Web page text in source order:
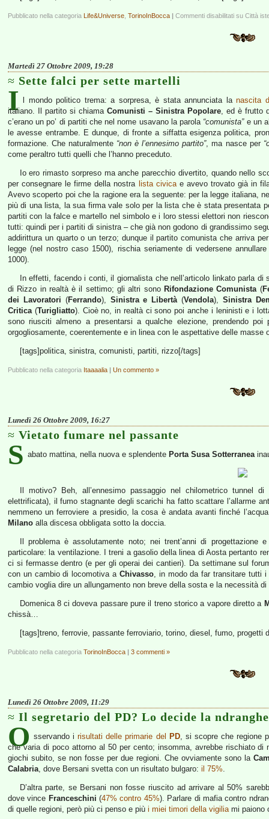
Pubblicato nella categoria Life&Universe TorinoInBocca | Commenti disabilitati su Città
Martedì 27 Ottobre 2009, 19:28
Sette falci per sette martelli
I l mondo politico trema: a sorpresa, è stata annunciata lanascita
italiano. Il partito si chiama Comunisti – Sinistra Popolare, ed è frutto
c’erano un po’ di partiti che nel nome usavano la parola “comunista”e un
le avesse entrambe. E dunque, di fronte a siffatta esigenza politica,
formazione. Che naturalmente “non è l’ennesimo partito”, ma nasce per
come peraltro tutti quelli che l’hanno preceduto.
Io ero rimasto sorpreso ma anche parecchio divertito, quando nello
per consegnare le firme della nostra lista civicae avevo trovato già in
Avevo scoperto poi che la ragione era la seguente: per la legge italiana,
più di una lista, la sua firma vale solo per la lista che è stata presentata
partiti con la falce e martello nel simbolo e i loro stessi elettori non
tutti: quindi per i partiti di sinistra – che già non godono di grandissimo
addirittura un quarto o un terzo; dunque il partito comunista che arriva
legge (nel nostro caso 1500), rischia seriamente di vedersene
1000).
In effetti, facendo i conti, il giornalista che nell’articolo linkato parla
di Rizzo in realtà è il settimo; gli altri sono Rifondazione Comunista(
dei Lavoratori (Ferrando), Sinistra e Libertà(Vendola), Sinistra
Critica(Turigliatto). Cioè no, in realtà ci sono poi anche i leninisti e i
sono riusciti almeno a presentarsi a qualche elezione, prendendo
orgogliosamente, coerentemente e in linea con le aspettative delle
[tags]politica, sinistra, comunisti, partiti, rizzo[/tags]
Pubblicato nella categoria Itaaaalia | Un commento »
Lunedì 26 Ottobre 2009, 16:27
Vietato fumare nel passante
S abato mattina, nella nuova e splendente Porta Susa Sotterranea
Il motivo? Beh, all’ennesimo passaggio nel chilometrico tunnel
elettrificata), il fumo stagnante degli scarichi ha fatto scattare l’allarme
nemmeno un ferroviere a presidio, la cosa è andata avanti finché
Milano alla discesa obbligata sotto la doccia.
Il problema è assolutamente noto; nei trent’anni di
particolare: la ventilazione. I treni a gasolio della linea di Aosta pertanto
ci si fermasse dentro (e per gli operai dei cantieri). Da settimane sul
con un cambio di locomotiva a Chivasso, in modo da far transitare tutti
cambio voglia dire un allungamento non breve della sosta e la necessità
Domenica 8 ci doveva passare pure il treno storico a vapore diretto a
chissà…
[tags]treno, ferrovie, passante ferroviario, torino, diesel, fumo, progetti
Pubblicato nella categoria TorinoInBocca | 3 commenti »
Lunedì 26 Ottobre 2009, 11:29
Il segretario del PD? Lo decide la
O sservando irisultati delle primarie del PD, si scopre che regione
che varia di poco attorno al 50 per cento; insomma, avrebbe rischiato
giochi subito, se non fosse per due regioni. Che ovviamente sono la
Calabria, dove Bersani svetta con un risultato bulgaro: il 75%.
D’altra parte, se Bersani non fosse riuscito ad arrivare al 50%
dove vince Franceschini (47% contro 45%). Parlare di mafia contro
di quelle regioni, però più ci penso e più i miei timori della vigiliami paiono